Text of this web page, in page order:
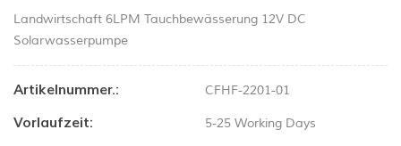
Landwirtschaft 6LPM Tauchbewässerung 12V DC
Solarwasserpumpe
Artikelnummer.: CFHF-2201-01
Vorlaufzeit: 5-25 Working Days